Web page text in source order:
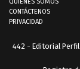
CONTÁCTENOS
PRIVACIDAD
442 - Editorial Perfil